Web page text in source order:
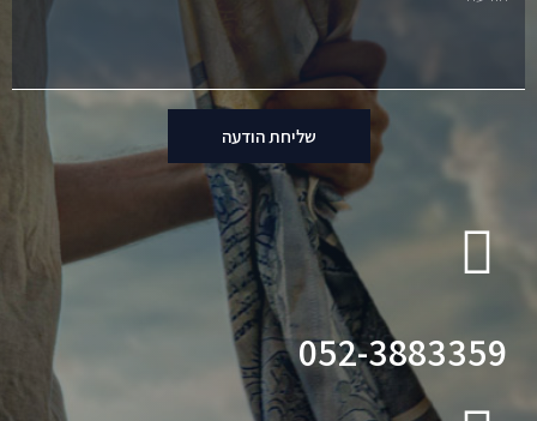
שליחת הודעה
052-3883359